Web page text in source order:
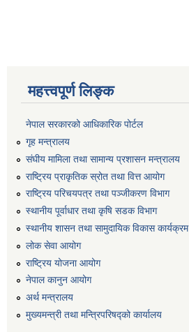
महत्त्वपूर्ण लिङ्क
नेपाल सरकारको आधिकारिक पोर्टल
गृह मन्त्रालय
संघीय मामिला तथा सामान्य प्रशासन मन्त्रालय
राष्ट्रिय प्राकृतिक स्रोत तथा वित्त आयोग
राष्ट्रिय परिचयपत्र तथा पञ्जीकरण विभाग
स्थानीय पूर्वाधार तथा कृषि सडक विभाग
स्थानीय शासन तथा सामुदायिक विकास कार्यक्रम
लोक सेवा आयोग
राष्ट्रिय योजना आयोग
नेपाल कानुन आयोग
अर्थ मन्त्रालय
मुख्यमन्त्री तथा मन्त्रिपरिषद्को कार्यालय